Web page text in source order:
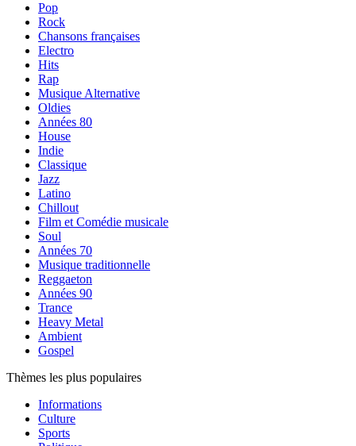
Pop
Rock
Chansons françaises
Electro
Hits
Rap
Musique Alternative
Oldies
Années 80
House
Indie
Classique
Jazz
Latino
Chillout
Film et Comédie musicale
Soul
Années 70
Musique traditionnelle
Reggaeton
Années 90
Trance
Heavy Metal
Ambient
Gospel
Thèmes les plus populaires
Informations
Culture
Sports